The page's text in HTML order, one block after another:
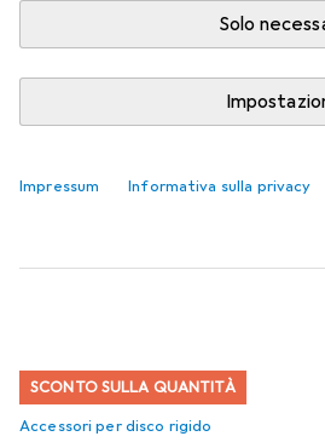
Solo
Impressum Informativa sulla privacy
Accessori per disco rigido
be quiet!
Raffreddatore MC1 Pro
SCONTO SULLA QUANTITÀ
Accessori per disco rigido